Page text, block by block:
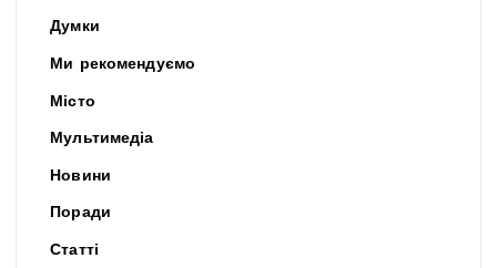
Думки
Ми рекомендуємо
Місто
Мультимедіа
Новини
Поради
Статті